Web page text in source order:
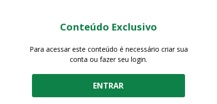
MEIO-CAMPISTA
Nº
8
Conteúdo Exclusivo
Para acessar este conteúdo é necessário criar sua
conta ou fazer seu login.
ENTRAR